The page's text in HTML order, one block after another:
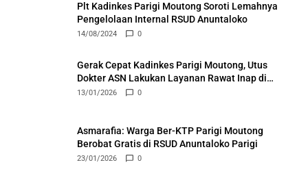
Plt Kadinkes Parigi Moutong Soroti Lemahnya
Pengelolaan Internal RSUD Anuntaloko
14/08/2024 0
Gerak Cepat Kadinkes Parigi Moutong, Utus
Dokter ASN Lakukan Layanan Rawat Inap di
Puskesmas Ongka
13/01/2026 0
Asmarafia: Warga Ber-KTP Parigi Moutong
Berobat Gratis di RSUD Anuntaloko Parigi
23/01/2026 0